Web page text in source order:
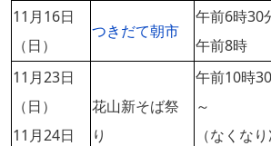
11月16日
（日）
つきだて朝市
午前6時30
午前8時
11月23日
（日）
11月24日
花山新そば祭
り
午前10時
～
（なくな